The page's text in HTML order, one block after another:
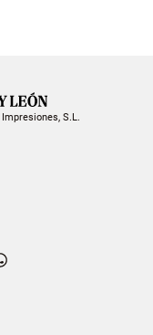
S.L.